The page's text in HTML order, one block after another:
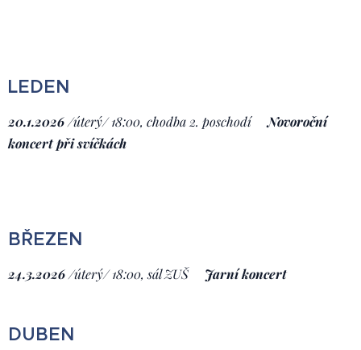
LEDEN
20.1.2026/úterý/ 18:00, chodba 2. poschodíNovoroční
koncert při svíčkách
BŘEZEN
24.3.2026/úterý/ 18:00, sál ZUŠ Jarní koncert
DUBEN